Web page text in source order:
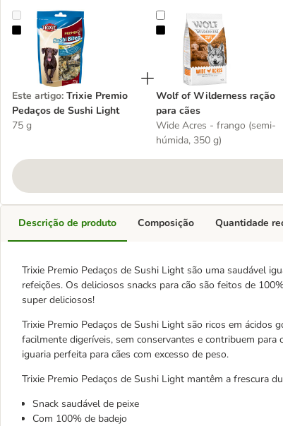
Trixie Premio Pedaços de Sushi Light
Este artigo: Trixie Premio
Pedaços de Sushi Light
75 g
Wolf of Wilderness ração
Wolf of Wilderness ração
para cães
Wide Acres - frango (semi-
húmida, 350 g)
Descrição de produto
Trixie Premio Pedaços de Sushi Light são uma saudável
refeições. Os deliciosos snacks para cão são feitos de
super deliciosos!
Trixie Premio Pedaços de Sushi Light são ricos em ácidos
facilmente digeríveis, sem conservantes e contribuem
iguaria perfeita para cães com excesso de peso.
Trixie Premio Pedaços de Sushi Light mantêm a frescura
Snack saudável de peixe
Com 100% de badejo
Composição Quantidade